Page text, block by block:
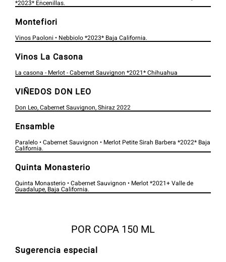
*2023* Encenillas.
Montefiori
Vinos Paoloni • Nebbiolo *2023* Baja California.
Vinos La Casona​
La casona - Merlot - Cabernet Sauvignon *2021* Chihuahua​
VIÑEDOS DON LEO
Don Leo, Cabernet Sauvignon, Shiraz 2022
Ensamble
Paralelo • Cabernet Sauvignon • Merlot Petite Sirah Barbera *2022* Baja
California.
Quinta Monasterio
Quinta Monasterio • Cabernet Sauvignon • Merlot *2021+ Valle de
Guadalupe, Baja California.
POR COPA 150 ML
Sugerencia especial